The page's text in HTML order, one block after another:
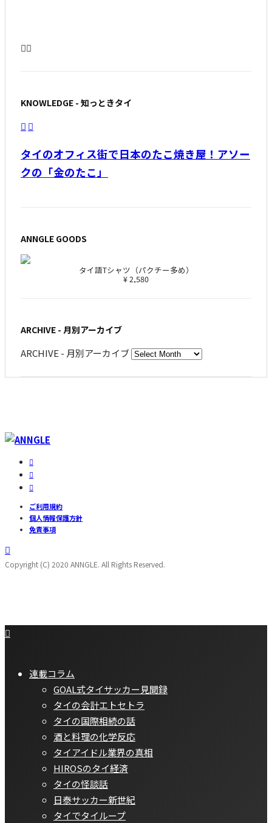
KNOWLEDGE - 知っときタイ
タイのオフィス街で日本のたこ焼き屋！アソー
クの「金のたこ」
ANNGLE GOODS
タイ語Tシャツ（パクチー多め）
¥ 2,580
ARCHIVE - 月別アーカイブ
ARCHIVE - 月別アーカイブ
ご利用規約
個人情報保護方針
免責事項
Copyright (C) 2020 ANNGLE. All Rights Reserved.
連載コラム
GOAL式タイサッカー見聞録
タイの会計エトセトラ
タイの国際相続の話
酒と料理の化学反応
タイアイドル業界の真相
HIROSのタイ経済
タイの怪談話
日泰サッカー新世紀
タイでタイループ